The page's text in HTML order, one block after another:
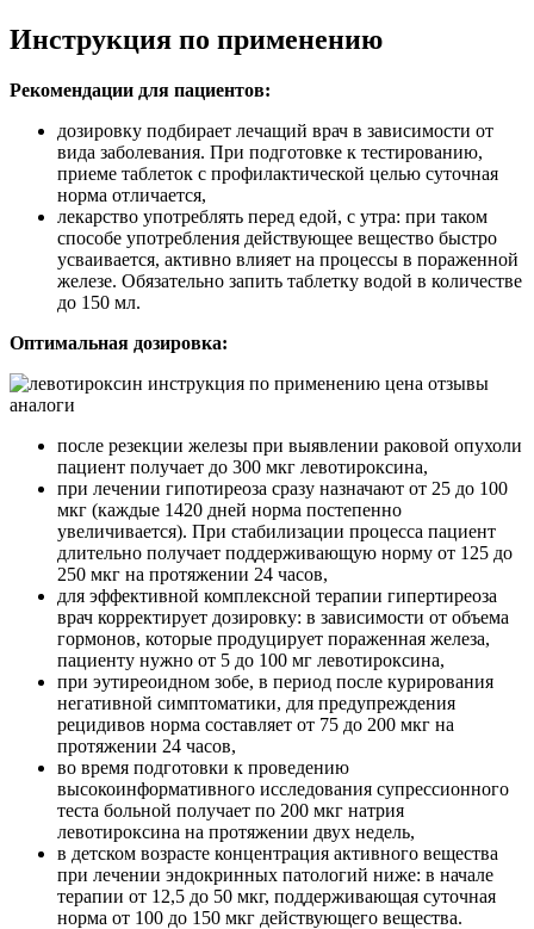
Инструкция по применению
Рекомендации для пациентов:
дозировку подбирает лечащий врач в зависимости от
вида заболевания. При подготовке к тестированию,
приеме таблеток с профилактической целью суточная
норма отличается,
лекарство употреблять перед едой, с утра: при таком
способе употребления действующее вещество быстро
усваивается, активно влияет на процессы в пораженной
железе. Обязательно запить таблетку водой в количестве
до 150 мл.
Оптимальная дозировка:
после резекции железы при выявлении раковой опухоли
пациент получает до 300 мкг левотироксина,
при лечении гипотиреоза сразу назначают от 25 до 100
мкг (каждые 1420 дней норма постепенно
увеличивается). При стабилизации процесса пациент
длительно получает поддерживающую норму от 125 до
250 мкг на протяжении 24 часов,
для эффективной комплексной терапии гипертиреоза
врач корректирует дозировку: в зависимости от объема
гормонов, которые продуцирует пораженная железа,
пациенту нужно от 5 до 100 мг левотироксина,
при эутиреоидном зобе, в период после курирования
негативной симптоматики, для предупреждения
рецидивов норма составляет от 75 до 200 мкг на
протяжении 24 часов,
во время подготовки к проведению
высокоинформативного исследования супрессионного
теста больной получает по 200 мкг натрия
левотироксина на протяжении двух недель,
в детском возрасте концентрация активного вещества
при лечении эндокринных патологий ниже: в начале
терапии от 12,5 до 50 мкг, поддерживающая суточная
норма от 100 до 150 мкг действующего вещества.